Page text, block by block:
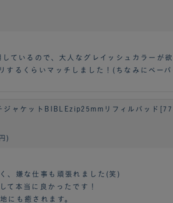
ているので、大人なグレイッシュカラーが
するくらいマッチしました！(ちなみにペー
ジャケットBIBLEzip25mmリフィルパッド
)
、嫌な仕事も頑張れました(笑)
て本当に良かったです！
にも癒されます。